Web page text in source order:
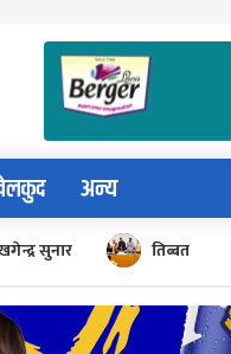
अन्य
सुनार तिब्बत